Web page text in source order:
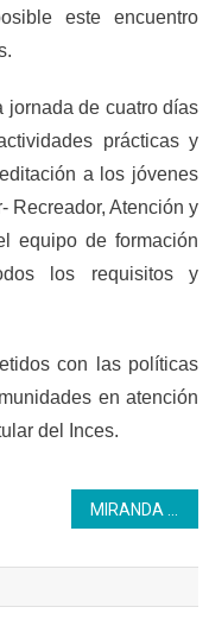
este encuentro
jornada de cuatro días
prácticas y
a los jóvenes
Recreador, Atención y
equipo de formación
los requisitos y
con las políticas
en atención
del Inces.